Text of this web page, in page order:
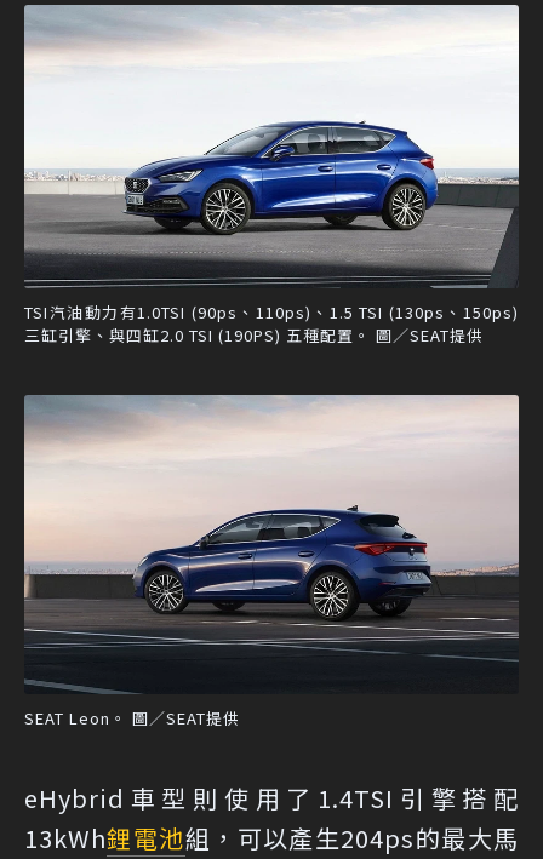
TSI汽油動力有1.0TSI (90ps、110ps)、1.5 TSI (130ps、150ps)
三缸引擎、與四缸2.0 TSI (190PS) 五種配置。 圖／SEAT提供
SEAT Leon。 圖／SEAT提供
eHybrid車型則使用了1.4TSI引擎搭配
13kWh鋰電池組，可以產生204ps的最大馬